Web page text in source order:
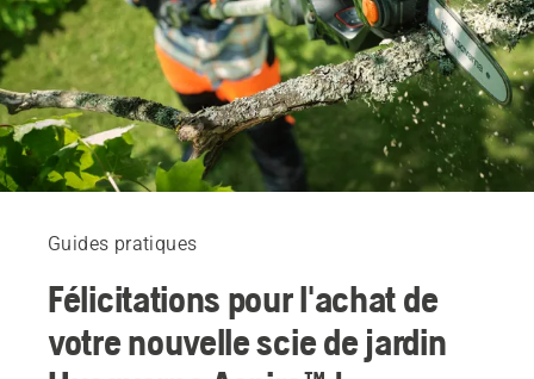
Guides pratiques
Félicitations pour l'achat de
votre nouvelle scie de jardin